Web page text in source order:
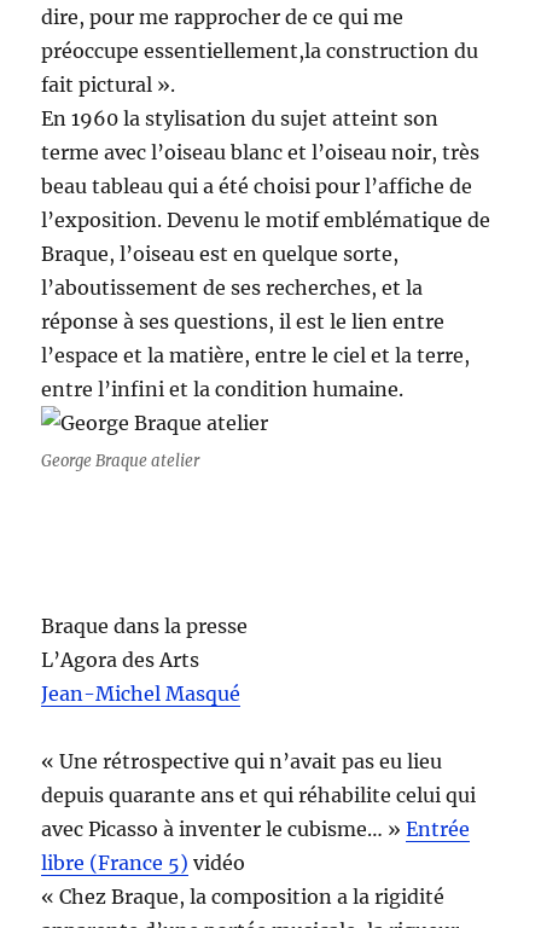
dire, pour me rapprocher de ce qui me
préoccupe essentiellement,la construction du
fait pictural ».
En 1960 la stylisation du sujet atteint son
terme avec l’oiseau blanc et l’oiseau noir, très
beau tableau qui a été choisi pour l’affiche de
l’exposition. Devenu le motif emblématique de
Braque, l’oiseau est en quelque sorte,
l’aboutissement de ses recherches, et la
réponse à ses questions, il est le lien entre
l’espace et la matière, entre le ciel et la terre,
entre l’infini et la condition humaine.
George Braque atelier
Braque dans la presse
L’Agora des Arts
Jean-Michel Masqué
« Une rétrospective qui n’avait pas eu lieu
depuis quarante ans et qui réhabilite celui qui
avec Picasso à inventer le cubisme… »Entrée
libre (France 5) vidéo
« Chez Braque, la composition a la rigidité